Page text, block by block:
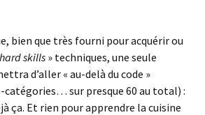
bien que très fourni pour acquérir ou
hard skills » techniques, une seule
d’aller « au-delà du code »
sur presque 60 au total) :
ça. Et rien pour apprendre la cuisine